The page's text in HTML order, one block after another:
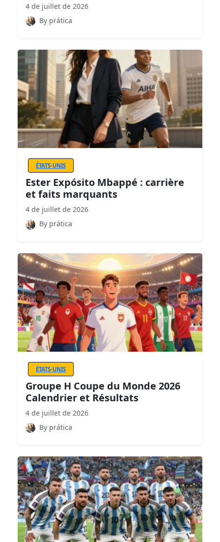
4 de juillet de 2026
By prática
ÉTATS-UNIS
Ester Expósito Mbappé : carrière
et faits marquants
4 de juillet de 2026
By prática
ÉTATS-UNIS
Groupe H Coupe du Monde 2026
Calendrier et Résultats
4 de juillet de 2026
By prática